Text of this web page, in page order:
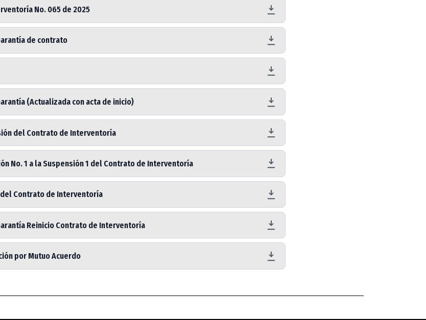
No. 065 de 2025
de contrato
(Actualizada con acta de inicio)
del Contrato de Interventoría
No. 1 a la Suspensión 1 del Contrato de Interventoría
Contrato de Interventoría
Reinicio Contrato de Interventoría
por Mutuo Acuerdo